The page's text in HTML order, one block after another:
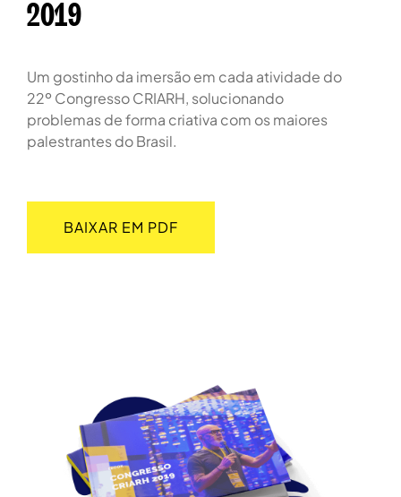
2019
Um gostinho da imersão em cada atividade do
22º Congresso CRIARH, solucionando
problemas de forma criativa com os maiores
palestrantes do Brasil.
BAIXAR EM PDF